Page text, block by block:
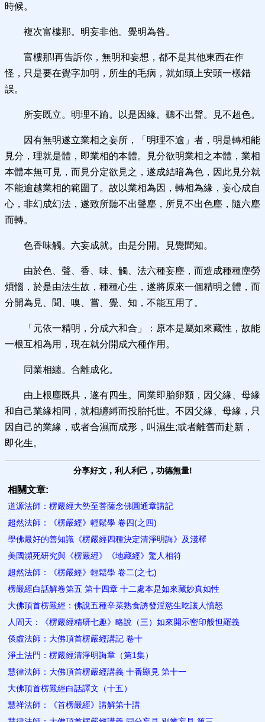
時候。
複次富樓那。明妄非他。覺明為咎。
富樓那!再告訴你，無明和妄想，都不是其他東西在作
怪，只是要在覺字加明，所生的毛病，就如頭上安頭一樣錯
誤。
所妄既立。明理不踰。以是因緣。聽不出聲。見不超色。
因有無明遂立業相之妄所，「明理不逾」者，明是轉相能
見分，理就是體，即業相的本體。見分欲明業相之本體，業相
本體本無可見，而見分定欲見之，遂成結暗為色，因此見分就
不能逾越業相的範圍了。故以業相為因，轉相為緣，妄心成自
心，非幻成幻法，遂致所聽不出聲塵，所見不出色塵，隨六塵
而轉。
色香味觸。六妄成就。由是分開。見覺聞知。
由於色、聲、香、味、觸、法六種妄塵，而造成種種塵勞
煩惱，於是由法生故，種種心生，遂將原來一個精明之體，而
分開為見、聞、嗅、嘗、覺、知，不能互用了。
「元依一精明，分成六和合」：原本是屬如來藏性，故能
一根互相為用，現在就分開成六種作用。
同業相纏。合離成化。
由上根塵既具，遂有四生。同業即胎卵類，因父緣、母緣
和自己業緣相同，就相纏縛而投胎托世。不因父緣、母緣，只
因自己的業緣，或者合濕而成形，叫濕生;或者離舊而赴新，
即化生。
分享好文，利人利己，功德無量!
相關文章:
道源法師：楞嚴經大勢至菩薩念佛圓通章講記
超然法師：《楞嚴經》輕鬆學 卷四(之四)
學佛最好的善知識《楞嚴經四種決定清淨明誨》及淺釋
美國瀕死研究與《楞嚴經》《地藏經》驚人相符
超然法師：《楞嚴經》輕鬆學 卷二(之七)
楞嚴經白話解卷第五 第十四章 十二處本是如來藏妙真如性
大佛頂首楞嚴經：佛說五種辛菜熟食誘發淫慾生吃讓人憤怒
人間天：《楞嚴經精研七趣》略說（三）如來開示密印般怛羅義
倓虛法師：大佛頂首楞嚴經講記 卷十
淨土法門：楞嚴經清淨明誨章（第1集）
慧律法師：大佛頂首楞嚴經講義 十番顯見 第十一
大佛頂首楞嚴經白話譯文（十五）
慧祥法師：《首楞嚴經》講解第十講